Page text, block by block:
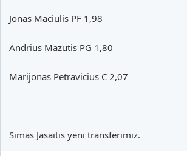
Jonas Maciulis PF 1,98
Andrius Mazutis PG 1,80
Marijonas Petravicius C 2,07
Simas Jasaitis yeni transferimiz.